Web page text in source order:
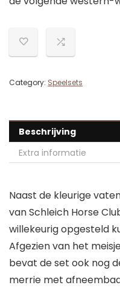
Category: Speelsets
Beschrijving
Extra informatie
Naast de kleurige
van Schleich Horse
willekeurig opgesteld
Afgezien van het
bevat de set ook nog
merrie met